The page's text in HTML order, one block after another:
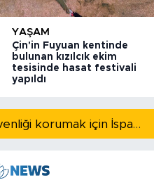
YAŞAM
Çin'in Fuyuan kentinde
bulunan kızılcık ekim
tesisinde hasat festivali
yapıldı
İtalya Başbakanı: Ulusal güvenliği korumak için İspanya ile Schengen kapsamındaki serbest dolaşımı askıya alıyoruz